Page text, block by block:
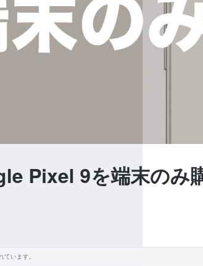
Pixel 9を端末の
います。